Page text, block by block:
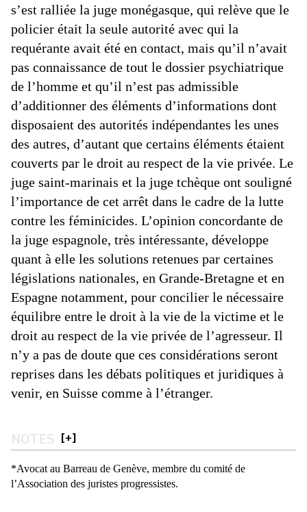
s’est ralliée la juge monégasque, qui relève que le
policier était la seule autorité avec qui la
requérante avait été en contact, mais qu’il n’avait
pas connaissance de tout le dossier psychiatrique
de l’homme et qu’il n’est pas admissible
d’additionner des éléments d’informations dont
disposaient des autorités indépendantes les unes
des autres, d’autant que certains éléments étaient
couverts par le droit au respect de la vie privée. Le
juge saint-marinais et la juge tchèque ont souligné
l’importance de cet arrêt dans le cadre de la lutte
contre les féminicides. L’opinion concordante de
la juge espagnole, très intéressante, développe
quant à elle les solutions retenues par certaines
législations nationales, en Grande-Bretagne et en
Espagne notamment, pour concilier le nécessaire
équilibre entre le droit à la vie de la victime et le
droit au respect de la vie privée de l’agresseur. Il
n’y a pas de doute que ces considérations seront
reprises dans les débats politiques et juridiques à
venir, en Suisse comme à l’étranger.
NOTES [+]
*Avocat au Barreau de Genève, membre du comité de
l’Association des juristes progressistes.